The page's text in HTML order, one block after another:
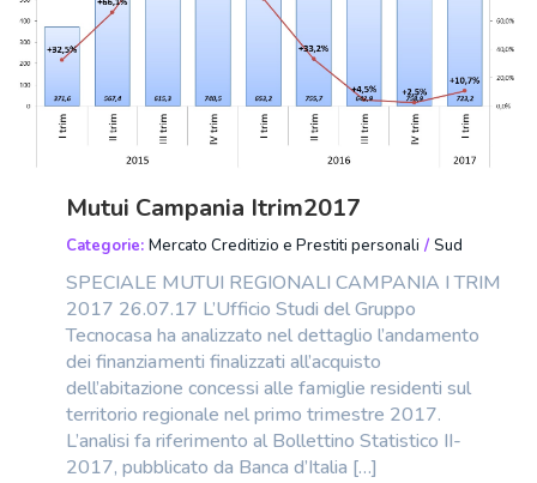
Mutui Campania Itrim2017
Categorie: Mercato Creditizio e Prestiti personali / Sud
SPECIALE MUTUI REGIONALI CAMPANIA I TRIM
2017 26.07.17 L’Ufficio Studi del Gruppo
Tecnocasa ha analizzato nel dettaglio l’andamento
dei finanziamenti finalizzati all’acquisto
dell’abitazione concessi alle famiglie residenti sul
territorio regionale nel primo trimestre 2017.
L’analisi fa riferimento al Bollettino Statistico II-
2017, pubblicato da Banca d’Italia […]